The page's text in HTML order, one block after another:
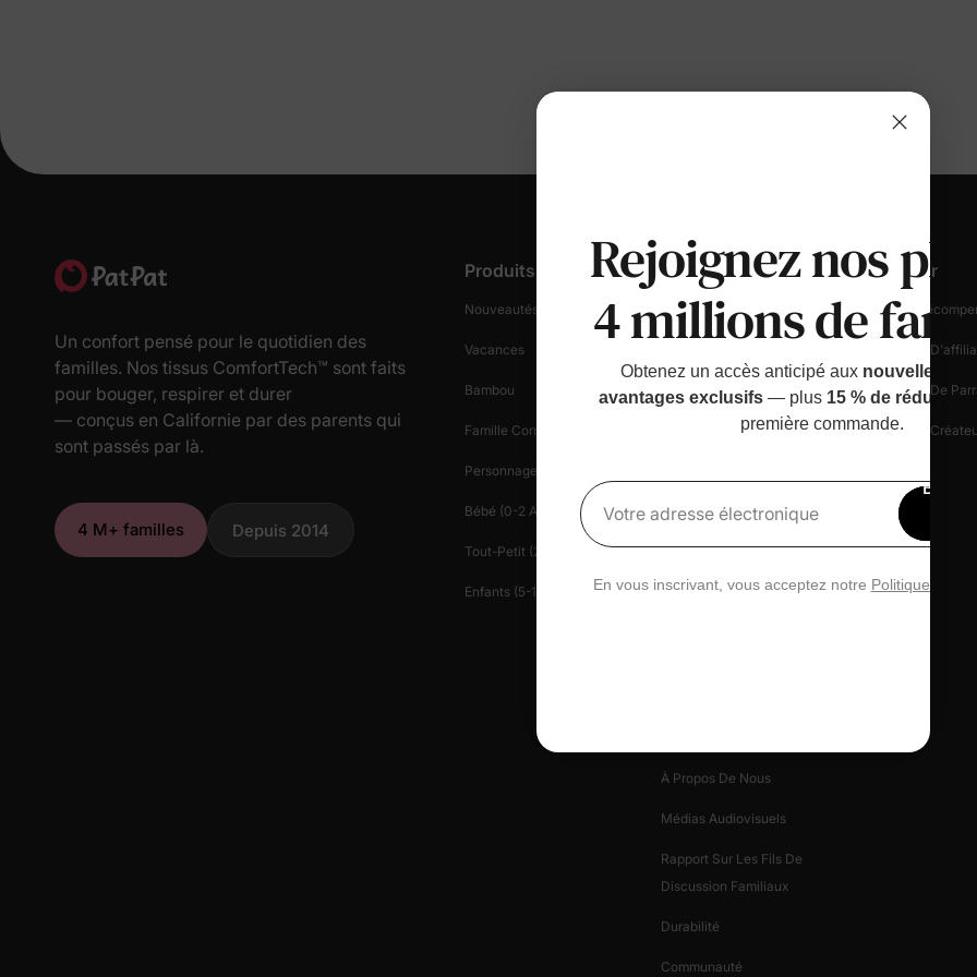
Un confort pensé pour le quotidien des
familles. Nos tissus ComfortTech™ sont faits
pour bouger, respirer et durer
— conçus en Californie par des parents qui
sont passés par là.
4 M+ familles Depuis 2014
Produits
Nouveautés Et En Vedette
Vacances
Bambou
Famille Correspondante
Personnages
Bébé (0-2 Ans)
Tout-Petit (2-6 Ans)
Enfants (5-12 Ans)
Support Client
Suivez Votre Commande
Démarrer Un Retour
Politique De Retour
Centre D'aide
Contactez-Nous
Gérez Votre Vie Privée
Découvrir
Fidélité &
Programme
Programme De
Programme
Patlife
À Propos De Nous
Médias Audiovisuels
Rapport Sur Les Fils De
Discussion Familiaux
Durabilité
Communauté
Rejoignez nos plus
4 millions de
Obtenez un accès anticipé aux nouvelles
avantages exclusifs— plus 15 % de réduction
première commande.
Votre adresse électronique
En vous inscrivant, vous acceptez notre Politique de